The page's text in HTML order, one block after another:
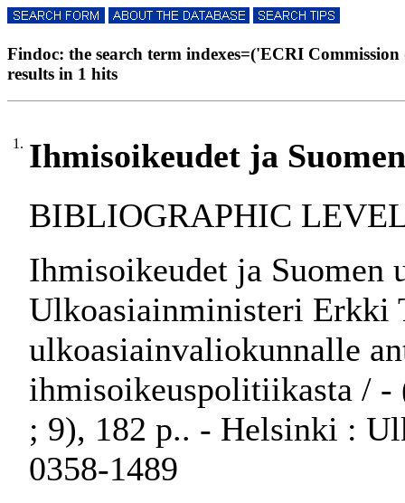
Findoc: the search term indexes=('ECRI
results in 1 hits
1. Ihmisoikeudet ja
BIBLIOGRAPHIC
Ihmisoikeudet ja
Ulkoasiainministeri Erkki
ulkoasiainvaliokunnalle
ihmisoikeuspolitiikasta /
; 9), 182 p.. - Helsinki :
0358-1489